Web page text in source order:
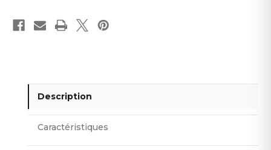
Description
Caractéristiques